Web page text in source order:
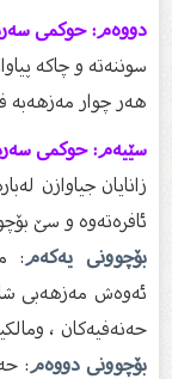
دووەم: حوکمی
سوننەتە و چاکە
هەر چوار مەزهەبە
سێیەم: حوکمی
زانایان جیاوازن
ئافرەتەوە و سێ
بۆچوونی یەکەم:
ئەوەش مەزهەبی
حەنەفیەکان ،
بۆچوونی دووەم: